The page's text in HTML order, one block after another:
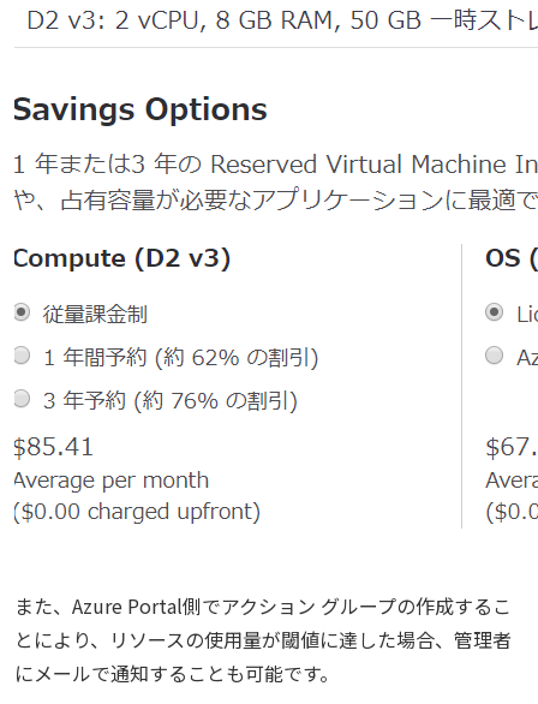
また、Azure Portal側でアクション グループの作成するこ
とにより、リソースの使用量が閾値に達した場合、管理者
にメールで通知することも可能です。